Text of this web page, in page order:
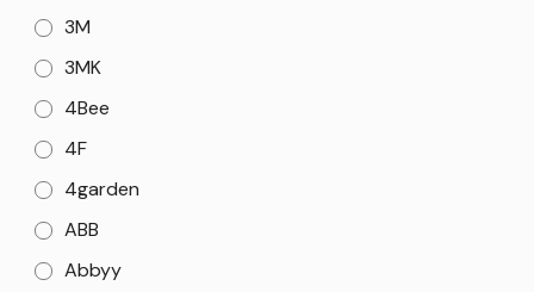
3M
3MK
4Bee
4F
4garden
ABB
Abbyy